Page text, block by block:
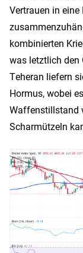
Vertrauen in
kombinierten
was letztlich den
Teheran liefern
Hormus, wobei
Waffenstillstand
Scharmützeln